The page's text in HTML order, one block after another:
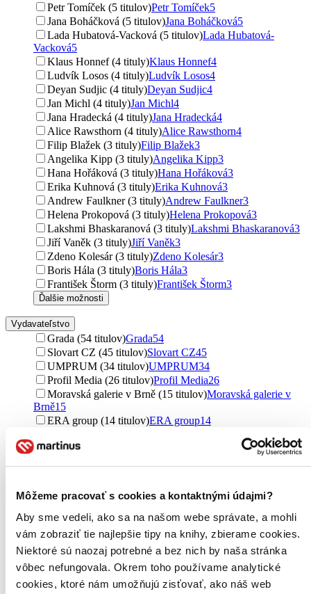
Môžeme pracovať s cookies a kontaktnými údajmi?
Aby sme vedeli, ako sa na našom webe správate, a mohli
vám zobraziť tie najlepšie tipy na knihy, zbierame cookies.
Niektoré sú naozaj potrebné a bez nich by naša stránka
vôbec nefungovala. Okrem toho používame analytické
cookies, ktoré nám umožňujú zisťovať, ako náš web
Petr Tomíček (5 titulov)Petr Tomíček5
Jana Boháčková (5 titulov)Jana Boháčková5
Lada Hubatová-Vacková (5 titulov)Lada Hubatová-
Vacková5
Klaus Honnef (4 tituly)Klaus Honnef4
Ludvík Losos (4 tituly)Ludvík Losos4
Deyan Sudjic (4 tituly)Deyan Sudjic4
Jan Michl (4 tituly)Jan Michl4
Jana Hradecká (4 tituly)Jana Hradecká4
Alice Rawsthorn (4 tituly)Alice Rawsthorn4
Filip Blažek (3 tituly)Filip Blažek3
Angelika Kipp (3 tituly)Angelika Kipp3
Hana Hořáková (3 tituly)Hana Hořáková3
Erika Kuhnová (3 tituly)Erika Kuhnová3
Andrew Faulkner (3 tituly)Andrew Faulkner3
Helena Prokopová (3 tituly)Helena Prokopová3
Lakshmi Bhaskaranová (3 tituly)Lakshmi Bhaskaranová3
Jiří Vaněk (3 tituly)Jiří Vaněk3
Zdeno Kolesár (3 tituly)Zdeno Kolesár3
Boris Hála (3 tituly)Boris Hála3
František Štorm (3 tituly)František Štorm3
Ďalšie možnosti
Vydavateľstvo
Grada (54 titulov)Grada54
Slovart CZ (45 titulov)Slovart CZ45
UMPRUM (34 titulov)UMPRUM34
Profil Media (26 titulov)Profil Media26
Moravská galerie v Brně (15 titulov)Moravská galerie v
Brně15
ERA group (14 titulov)ERA group14
Computer Press (11 titulov)
11
Slovart (7 titulov)
Slovart
Esence (7 titulov)
Uměleckoprůmyslové museum (7
titulov)Uměleckoprůmyslové museum7
Svojtka&Co. (6 titulov)Svojtka&Co.
6
Metafora (6 titulov)Metafora 6
Ikar CZ (5 titulov)Ikar CZ5
Edika (5 titulov)Edika5